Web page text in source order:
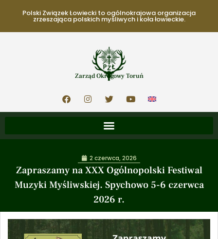
Polski Związek Łowiecki to ogólnokrajowa organizacja
zrzeszająca polskich myśliwych i koła łowieckie.
Zarząd Okręgowy Toruń
Zapraszamy na XXX Ogólnopolski Festiwal
Muzyki Myśliwskiej. Spychowo 5-6 czerwca
2026 r.
2 czerwca, 2026